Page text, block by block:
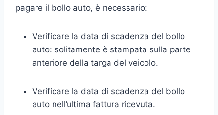
pagare il bollo auto, è necessario:
Verificare la data di scadenza del bollo
auto: solitamente è stampata sulla parte
anteriore della targa del veicolo.
Verificare la data di scadenza del bollo
auto nell’ultima fattura ricevuta.